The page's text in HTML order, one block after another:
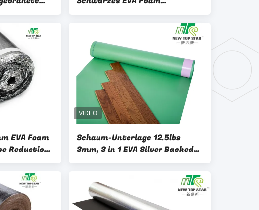
Foam Roll
Underlayment 3mm
EVA Foam
Reduction
Schaum-Unterlage 12.5lbs
3mm, 3 in 1 EVA Silver Backed
Underlay